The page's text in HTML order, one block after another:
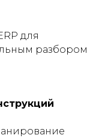
для
разбором